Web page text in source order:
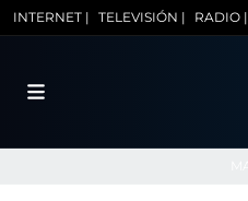
INTERNET | TELEVISIÓN | RADIO |